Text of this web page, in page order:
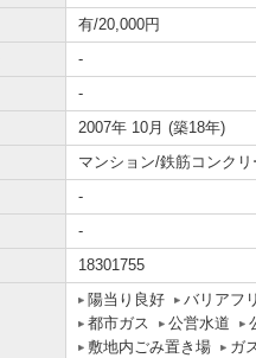
有/20,000円
-
-
2007年 10月 (築18年)
マンション/鉄筋コンクリ
-
-
18301755
陽当り良好 バリアフ
都市ガス
公営水道
敷地内ごみ置き場
ガ